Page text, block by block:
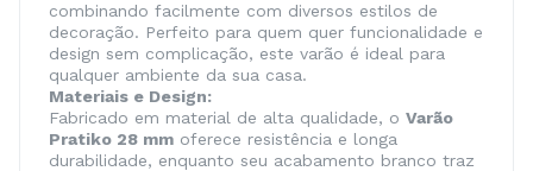
combinando facilmente com diversos estilos de
decoração. Perfeito para quem quer funcionalidade e
design sem complicação, este varão é ideal para
qualquer ambiente da sua casa.
Materiais e Design:
Fabricado em material de alta qualidade, o Varão
Pratiko 28 mm oferece resistência e longa
durabilidade, enquanto seu acabamento branco traz